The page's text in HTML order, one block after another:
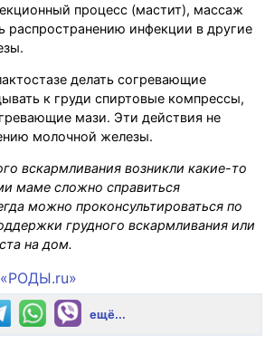
процесс (мастит), массаж
распространению инфекции в другие
делать согревающие
к груди спиртовые компрессы,
мази. Эти действия не
молочной железы.
вскармливания возникли какие-то
маме сложно справиться
можно проконсультироваться по
грудного вскармливания или
на дом.
ещё...